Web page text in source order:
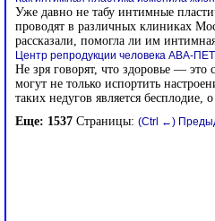
Уже давно не табу интимные
проводят в различных клиниках
рассказали, помогла ли им
Центр репродукции человека АВА-
Не зря говорят, что здоровье — это
могут не только испортить
таких недугов является бесплодие,
Еще: 1537 Страницы: (Ctrl ←)